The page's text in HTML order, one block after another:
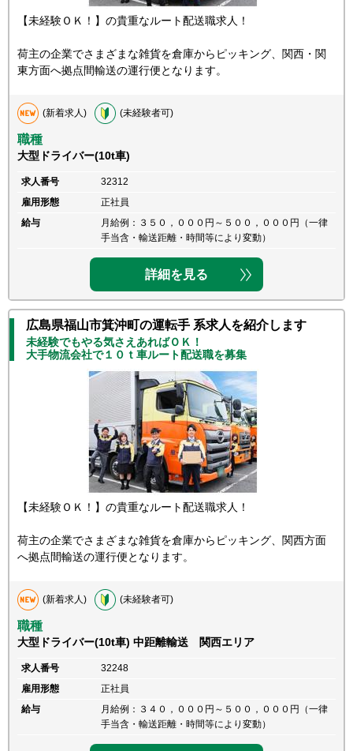
【未経験ＯＫ！】の貴重なルート配送職求人！
荷主の企業でさまざまな雑貨を倉庫からピッキング、関西・関
東方面へ拠点間輸送の運行便となります。
(新着求人) (未経験者可)
職種
大型ドライバー(10t車)
求人番号
32312
雇用形態
正社員
給与
月給例：３５０，０００円～５００，０００円（一律
手当含・輸送距離・時間等により変動）
詳細を見る
広島県福山市箕沖町の運転手 系求人を紹介します
未経験でもやる気さえあればＯＫ！
大手物流会社で１０ｔ車ルート配送職を募集
【未経験ＯＫ！】の貴重なルート配送職求人！
荷主の企業でさまざまな雑貨を倉庫からピッキング、関西方面
へ拠点間輸送の運行便となります。
(新着求人) (未経験者可)
職種
大型ドライバー(10t車) 中距離輸送 関西エリア
求人番号
32248
雇用形態
正社員
給与
月給例：３４０，０００円～５００，０００円（一律
手当含・輸送距離・時間等により変動）